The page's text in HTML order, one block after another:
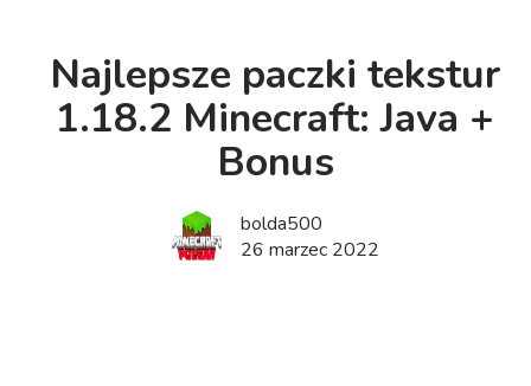
Najlepsze paczki tekstur
1.18.2 Minecraft: Java +
Bonus
bolda500
26 marzec 2022